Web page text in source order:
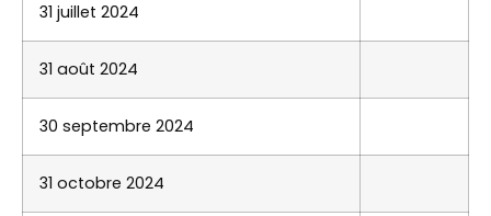
31 juillet 2024
31 août 2024
30 septembre 2024
31 octobre 2024